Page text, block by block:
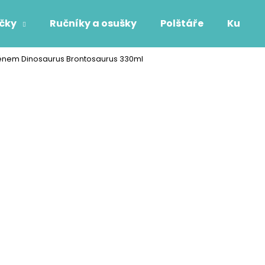
Ručníky a osušky Polštáře
Dinosaurus Brontosaurus 330ml
Co potřebujete najít?